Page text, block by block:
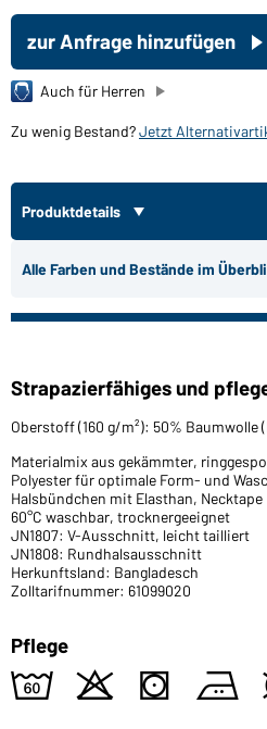
zur Anfrage hinzufügen
Auch für Herren
Zu wenig Bestand?Jetzt
Produktdetails
Alle Farben und Bestände im
Strapazierfähiges und
Oberstoff (160 g/m²): 50%
Materialmix aus gekämmter,
Polyester für optimale Form- und
Halsbündchen mit Elasthan, Necktape
60°C waschbar, trocknergeeignet
JN1807: V-Ausschnitt, leicht tailliert
JN1808: Rundhalsausschnitt
Herkunftsland: Bangladesch
Zolltarifnummer: 61099020
Pflege
4 o s b